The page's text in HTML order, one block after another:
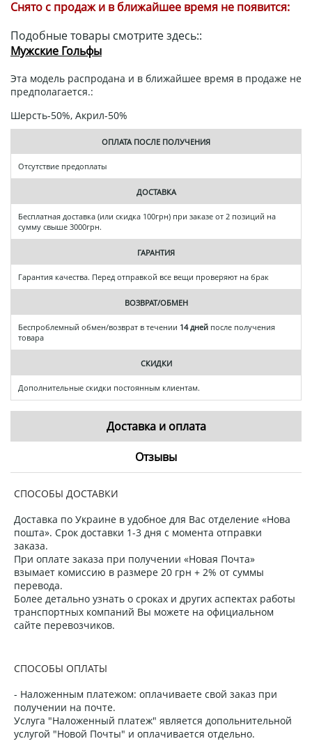
Снято с продаж и в ближайшее время не появится:
Подобные товары смотрите здесь::
Мужские Гольфы
Эта модель распродана и в ближайшее время в продаже не
предполагается.:
Шерсть-50%, Акрил-50%
ОПЛАТА ПОСЛЕ ПОЛУЧЕНИЯ
Отсутствие предоплаты
ДОСТАВКА
Бесплатная доставка (или скидка 100грн) при заказе от 2 позиций на
сумму свыше 3000грн.
ГАРАНТИЯ
Гарантия качества. Перед отправкой все вещи проверяют на брак
ВОЗВРАТ/ОБМЕН
Беспроблемный обмен/возврат в течении 14 дней после получения
товара
СКИДКИ
Дополнительные скидки постоянным клиентам.
Доставка и оплата
Отзывы
СПОСОБЫ ДОСТАВКИ
Доставка по Украине в удобное для Вас отделение «Нова
пошта». Срок доставки 1-3 дня с момента отправки
заказа.
При оплате заказа при получении «Новая Почта»
взымает комиссию в размере 20 грн + 2% от суммы
перевода.
Более детально узнать о сроках и других аспектах работы
транспортных компаний Вы можете на официальном
сайте перевозчиков.
СПОСОБЫ ОПЛАТЫ
- Наложенным платежом: оплачиваете свой заказ при
получении на почте.
Услуга "Наложенный платеж" является допольнительной
услугой "Новой Почты" и оплачивается отдельно.